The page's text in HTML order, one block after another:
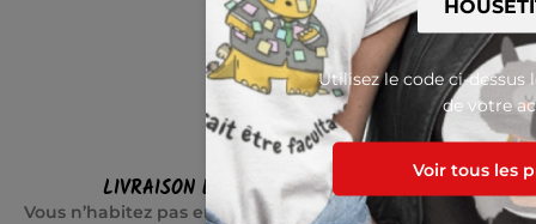
LIVRAISON EN EUROPE
Vous n’habitez pas en France ? Pas de
Quelque
Utilisez le code ci-dessus
de votre
Voir tous les